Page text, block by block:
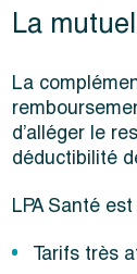
La
La
d’alléger le
déductibilité
LPA Santé
Tarifs très